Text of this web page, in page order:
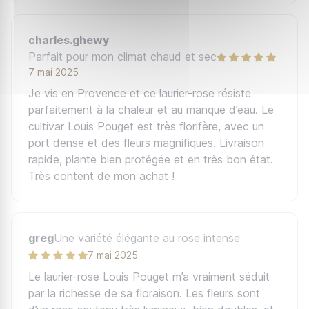
Pouget' est l'une des plus anciennes obtentions
encore largement diffusées. Sa longévité dans les
catalogues témoigne de la qualité de sa floraison et
de la fiabilité de son comportement, qui ont traversé
plus d'un siècle de cultures.
Utilisations au jardin
'Louis Pouget' donne le meilleur de lui-même en
à floraison parfuméepour densifier l'effet, ou
double très parfumé
pour rythmer les abords d'une
charles.ghewy
Parfait pour mon climat chaud et sec
7 mai 2025
Je vis en Provence et ce laurier-rose résiste
parfaitement à la chaleur et au manque d’eau. Le
cultivar Louis Pouget est très florifère, avec un
port dense et des fleurs magnifiques. Livraison
rapide, plante bien protégée et en très bon état.
Très content de mon achat !
gregUne variété élégante au rose intense
7 mai 2025
Le laurier-rose Louis Pouget m’a vraiment séduit
par la richesse de sa floraison. Les fleurs sont